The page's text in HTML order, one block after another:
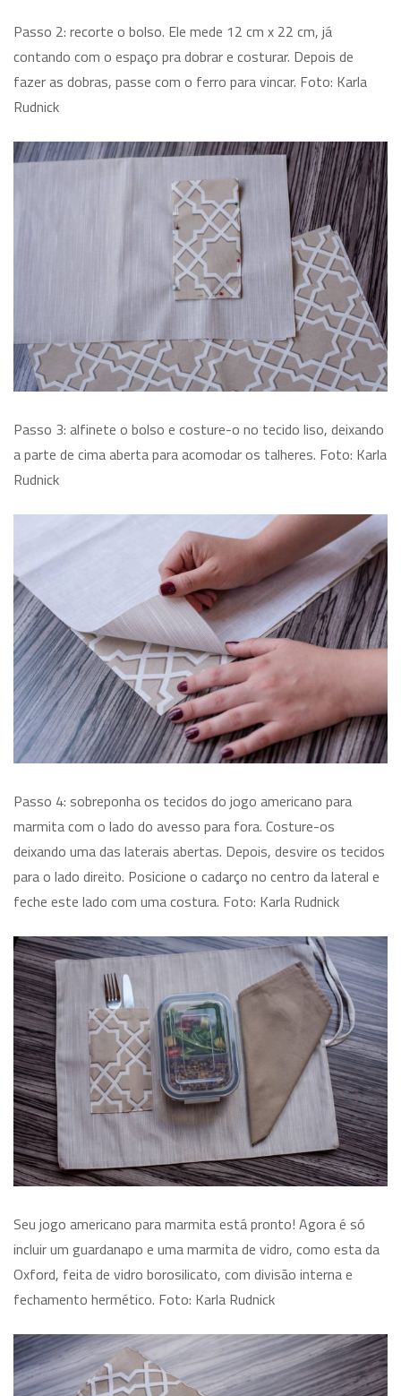
Passo 2: recorte o bolso. Ele mede 12 cm x 22 cm, já
contando com o espaço pra dobrar e costurar. Depois de
fazer as dobras, passe com o ferro para vincar. Foto: Karla
Rudnick
Passo 3: alfinete o bolso e costure-o no tecido liso, deixando
a parte de cima aberta para acomodar os talheres. Foto: Karla
Rudnick
Passo 4: sobreponha os tecidos do jogo americano para
marmita com o lado do avesso para fora. Costure-os
deixando uma das laterais abertas. Depois, desvire os tecidos
para o lado direito. Posicione o cadarço no centro da lateral e
feche este lado com uma costura. Foto: Karla Rudnick
Seu jogo americano para marmita está pronto! Agora é só
incluir um guardanapo e uma marmita de vidro, como esta da
Oxford, feita de vidro borosilicato, com divisão interna e
fechamento hermético. Foto: Karla Rudnick